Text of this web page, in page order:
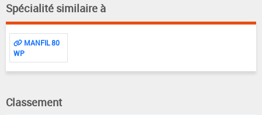
Spécialité similaire à
MANFIL 80
WP
Classement